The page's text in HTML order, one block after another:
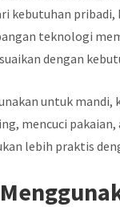
kebutuhan
teknologi
dengan
untuk mandi,
mencuci
lebih praktis